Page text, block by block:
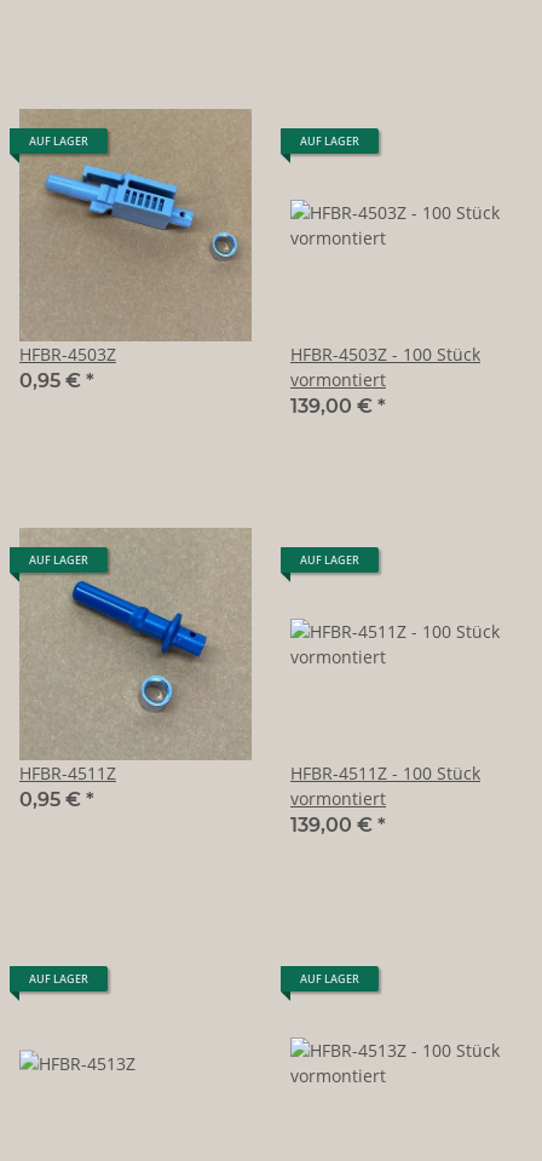
AUF LAGER
HFBR-4503Z
0,95 € *
AUF LAGER
HFBR-4503Z - 100 Stück
vormontiert
139,00 € *
AUF LAGER
HFBR-4511Z
0,95 € *
AUF LAGER
HFBR-4511Z - 100 Stück
vormontiert
139,00 € *
AUF LAGER AUF LAGER